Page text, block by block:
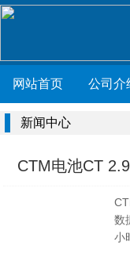
网站首页 公司介
新闻中心
CTM电池CT
数
小